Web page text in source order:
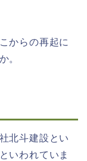
からの再起に
。
北斗建設とい
いわれていま